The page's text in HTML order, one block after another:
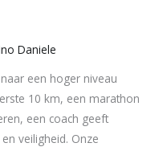
Daniele
een hoger niveau
10 km, een marathon
een coach geeft
veiligheid. Onze